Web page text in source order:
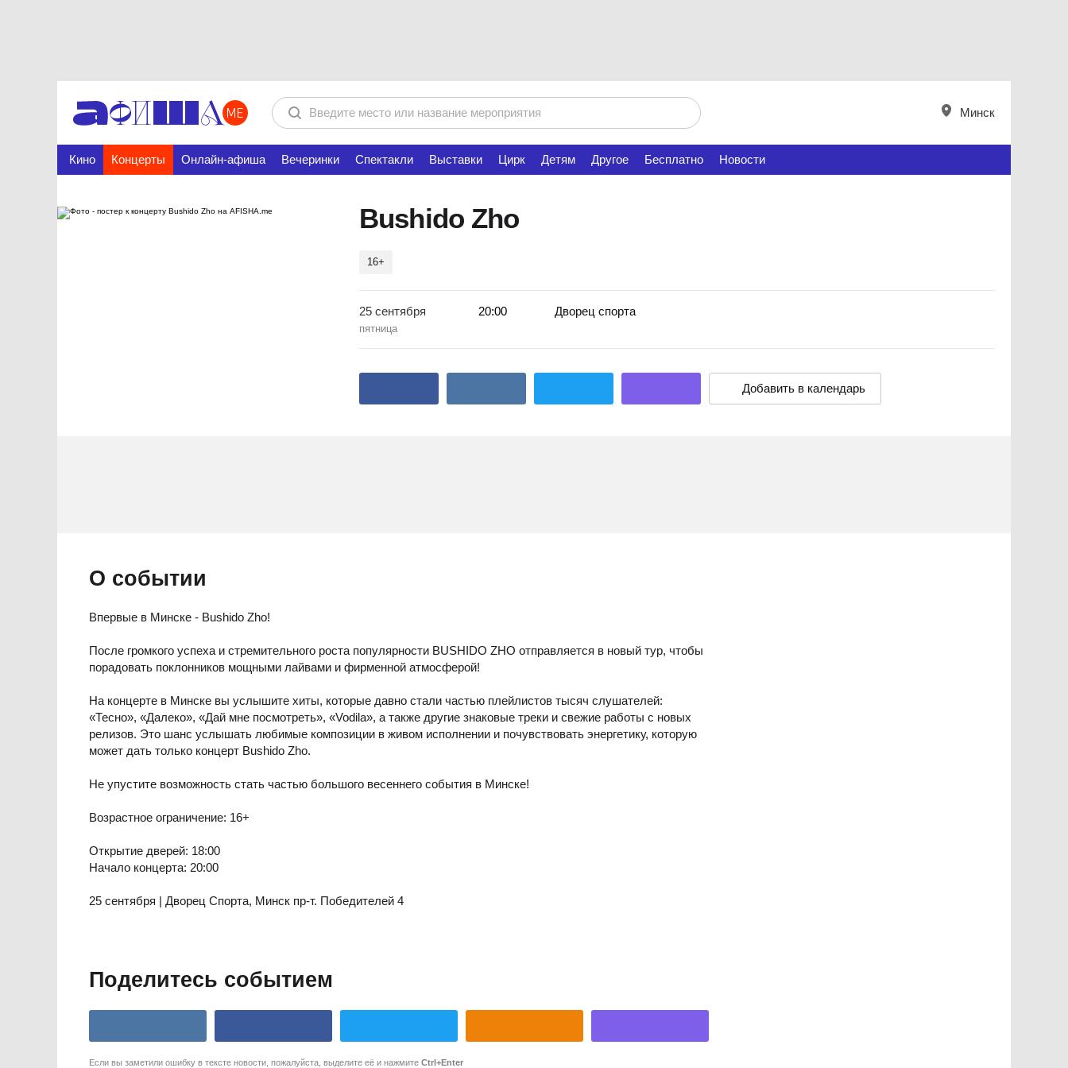
Минск
Кино Концерты Онлайн-афиша Вечеринки Спектакли Выставки Цирк Детям Другое Бесплатно Новости
Bushido Zho
16+
25 сентября
пятница
20:00 Дворец спорта
Добавить в календарь
О событии
Впервые в Минске - Bushido Zho!
После громкого успеха и стремительного роста популярности BUSHIDO ZHO отправляется в новый тур, чтобы
порадовать поклонников мощными лайвами и фирменной атмосферой!
На концерте в Минске вы услышите хиты, которые давно стали частью плейлистов тысяч слушателей:
«Тесно», «Далеко», «Дай мне посмотреть», «Vodila», а также другие знаковые треки и свежие работы с новых
релизов. Это шанс услышать любимые композиции в живом исполнении и почувствовать энергетику, которую
может дать только концерт Bushido Zho.
Не упустите возможность стать частью большого весеннего события в Минске!
Возрастное ограничение: 16+
Открытие дверей: 18:00
Начало концерта: 20:00
25 сентября | Дворец Спорта, Минск пр-т. Победителей 4
Поделитесь событием
Если вы заметили ошибку в тексте новости, пожалуйста, выделите её и нажмите Ctrl+Enter